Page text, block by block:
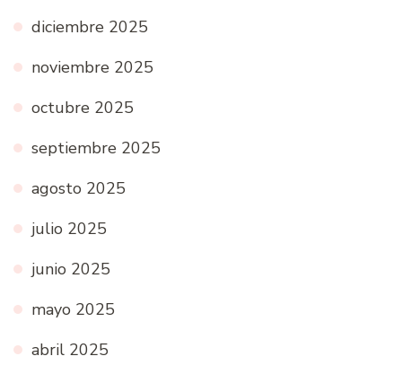
diciembre 2025
noviembre 2025
octubre 2025
septiembre 2025
agosto 2025
julio 2025
junio 2025
mayo 2025
abril 2025